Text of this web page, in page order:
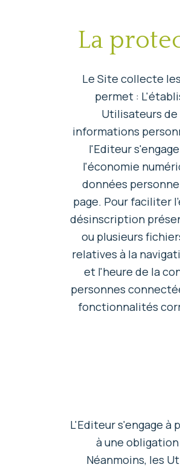
La
Le Site collecte
permet :
Utilisateurs
informations
l'Editeur
l'économie
données
page. Pour faciliter
désinscription
ou plusieurs
relatives à la
et l'heure de la
personnes
fonctionnalités
L'Editeur s'engage à
à une
Néanmoins, les